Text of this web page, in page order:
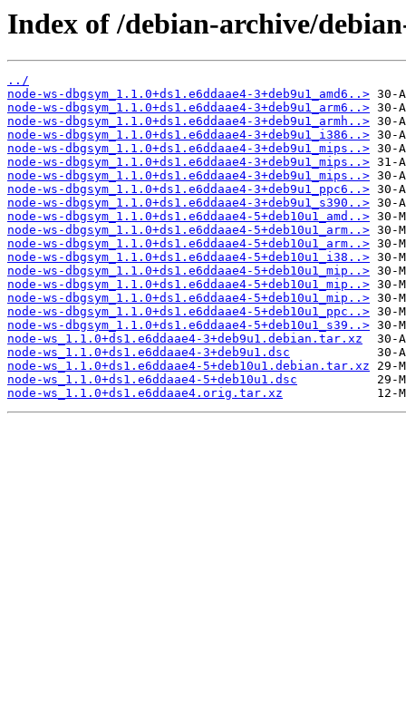
Index of /debian-archive/
../
node-ws-dbgsym_1.1.0+ds1.e6ddaae4-3+deb9u1_amd6..>
node-ws-dbgsym_1.1.0+ds1.e6ddaae4-3+deb9u1_arm6..>
node-ws-dbgsym_1.1.0+ds1.e6ddaae4-3+deb9u1_armh..>
node-ws-dbgsym_1.1.0+ds1.e6ddaae4-3+deb9u1_i386..>
node-ws-dbgsym_1.1.0+ds1.e6ddaae4-3+deb9u1_mips..>
node-ws-dbgsym_1.1.0+ds1.e6ddaae4-3+deb9u1_mips..>
node-ws-dbgsym_1.1.0+ds1.e6ddaae4-3+deb9u1_mips..>
node-ws-dbgsym_1.1.0+ds1.e6ddaae4-3+deb9u1_ppc6..>
node-ws-dbgsym_1.1.0+ds1.e6ddaae4-3+deb9u1_s390..>
node-ws-dbgsym_1.1.0+ds1.e6ddaae4-5+deb10u1_amd..>
node-ws-dbgsym_1.1.0+ds1.e6ddaae4-5+deb10u1_arm..>
node-ws-dbgsym_1.1.0+ds1.e6ddaae4-5+deb10u1_arm..>
node-ws-dbgsym_1.1.0+ds1.e6ddaae4-5+deb10u1_i38..>
node-ws-dbgsym_1.1.0+ds1.e6ddaae4-5+deb10u1_mip..>
node-ws-dbgsym_1.1.0+ds1.e6ddaae4-5+deb10u1_mip..>
node-ws-dbgsym_1.1.0+ds1.e6ddaae4-5+deb10u1_mip..>
node-ws-dbgsym_1.1.0+ds1.e6ddaae4-5+deb10u1_ppc..>
node-ws-dbgsym_1.1.0+ds1.e6ddaae4-5+deb10u1_s39..>
node-ws_1.1.0+ds1.e6ddaae4-3+deb9u1.debian.tar.xz
node-ws_1.1.0+ds1.e6ddaae4-3+deb9u1.dsc
node-ws_1.1.0+ds1.e6ddaae4-5+deb10u1.debian.tar.xz
node-ws_1.1.0+ds1.e6ddaae4-5+deb10u1.dsc
node-ws_1.1.0+ds1.e6ddaae4.orig.tar.xz